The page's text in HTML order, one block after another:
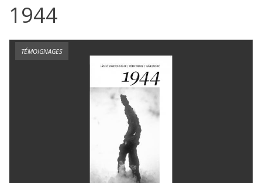
1944
TÉMOIGNAGES